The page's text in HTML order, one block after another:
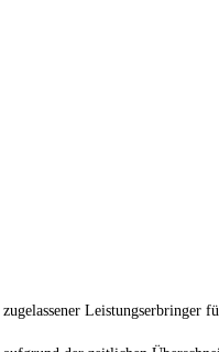
Leistungserbringer